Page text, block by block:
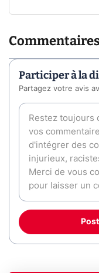
Commentaires
Participer à la
Partagez votre avis